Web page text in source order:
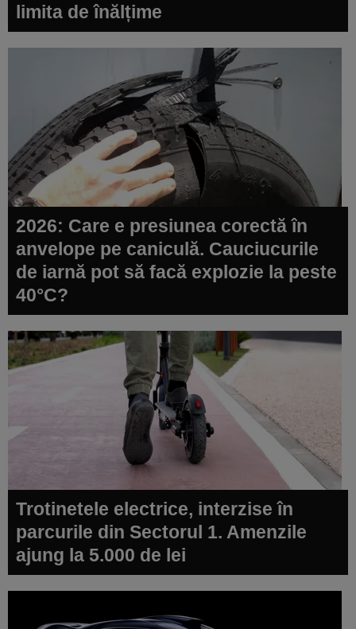
limita de înălțime
2026: Care e presiunea corectă în
anvelope pe caniculă. Cauciucurile
de iarnă pot să facă explozie la peste
40°C?
Trotinetele electrice, interzise în
parcurile din Sectorul 1. Amenzile
ajung la 5.000 de lei